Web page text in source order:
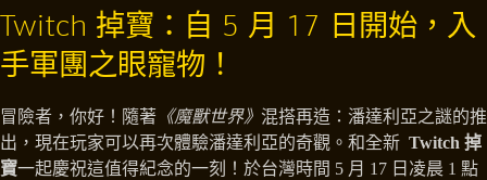
Twitch 掉寶：自 5 月 17 日開始，入
手軍團之眼寵物！
冒險者，你好！隨著 《魔獸世界》 混搭再造：潘達利亞之謎的推
出，現在玩家可以再次體驗潘達利亞的奇觀。和全新 Twitch 掉
寶一起慶祝這值得紀念的一刻！於台灣時間 5 月 17 日凌晨 1 點